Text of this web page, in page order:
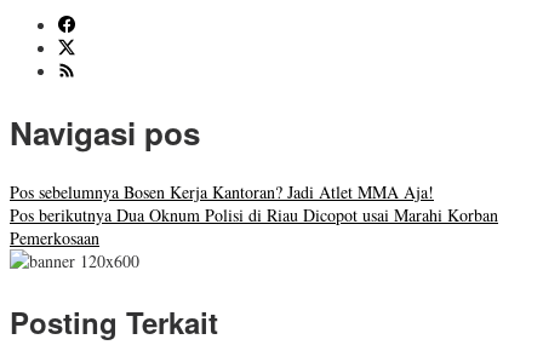
Navigasi pos
Pos sebelumnya Bosen Kerja Kantoran? Jadi Atlet MMA Aja!
Pos berikutnya Dua Oknum Polisi di Riau Dicopot usai Marahi Korban
Pemerkosaan
Posting Terkait